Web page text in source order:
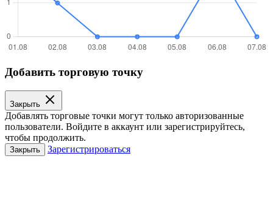
Добавить торговую точку
Закрыть
Добавлять торговые точки могут только авторизованные
пользователи. Войдите в аккаунт или зарегистрируйтесь,
чтобы продолжить.
Закрыть Зарегистрироваться